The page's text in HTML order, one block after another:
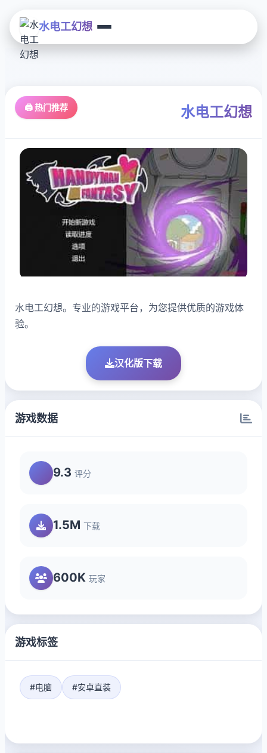
水电工幻想
🖨️ 热门推荐 水电工幻想
水电工幻想。专业的游戏平台，为您提供优质的游戏体
验。
汉化版下载
游戏数据
9.3 评分
1.5M 下载
600K 玩家
游戏标签
#电脑 #安卓直装